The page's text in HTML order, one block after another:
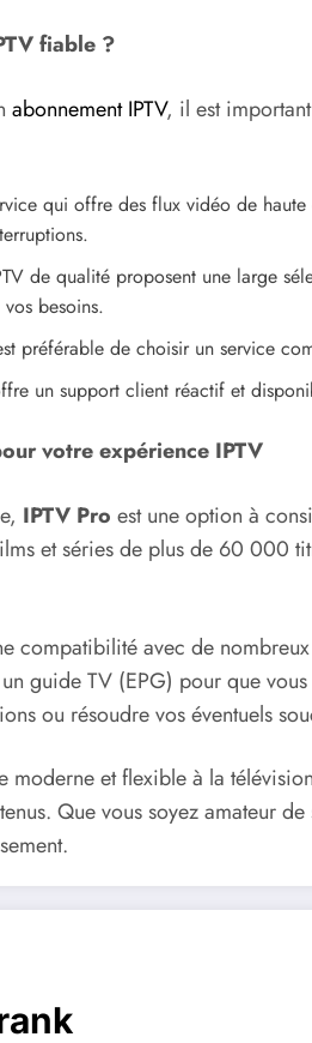
fiable ?
abonnement IPTV, il est
qui offre des flux vidéo de
de qualité proposent une large
besoins.
préférable de choisir un service
un support client réactif et
votre expérience IPTV
IPTV Pro est une option à
et séries de plus de 60 000
compatibilité avec de
guide TV (EPG) pour que
ou résoudre vos éventuels
moderne et flexible à la
Que vous soyez amateur